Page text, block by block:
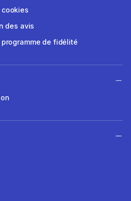
des avis
de fidélité